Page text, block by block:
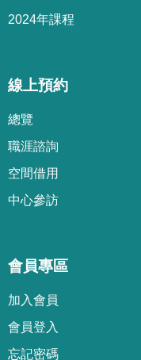
2024年課程
線上預約
總覽
職涯諮詢
空間借用
中心參訪
會員專區
加 入會 員
會 員登 入
忘記密碼